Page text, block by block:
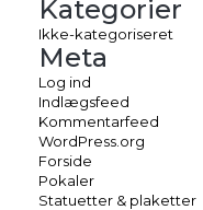
Kategorier
Ikke-kategoriseret
Meta
Log ind
Indlægsfeed
Kommentarfeed
WordPress.org
Forside
Pokaler
Statuetter & plaketter